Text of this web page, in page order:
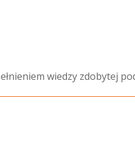
wiedzy zdobytej